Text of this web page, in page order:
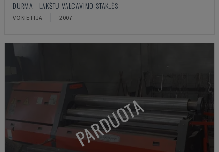
DURMA - LAKŠTŲ VALCAVIMO STAKLĖS
VOKIETIJA 2007
PARDUOTA